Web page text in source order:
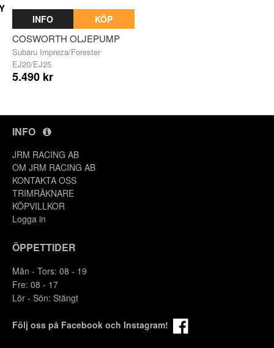
INFO KÖP
COSWORTH OLJEPUMP
Subaru Impreza/Forester
EJ20/EJ25
5.490 kr
INFO
JRM RACING AB
OM JRM RACING AB
KONTAKTA OSS
TRIMRÄKNARE
KÖPVILLKOR
Logga in
ÖPPETTIDER
Mån - Tors: 08 - 19
Fre: 08 - 17
Lör - Sön: Stängt
Följ oss på Facebook och Instagram!